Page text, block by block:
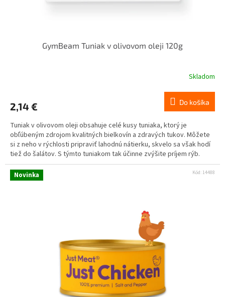
GymBeam Tuniak v olivovom oleji 120g
Skladom
2,14 € Do košíka
Tuniak v olivovom oleji obsahuje celé kusy tuniaka, ktorý je
obľúbeným zdrojom kvalitných bielkovín a zdravých tukov. Môžete
si z neho v rýchlosti pripraviť lahodnú nátierku, skvelo sa však hodí
tiež do šalátov. S týmto tuniakom tak účinne zvýšite príjem rýb.
Novinka Kód: 14488